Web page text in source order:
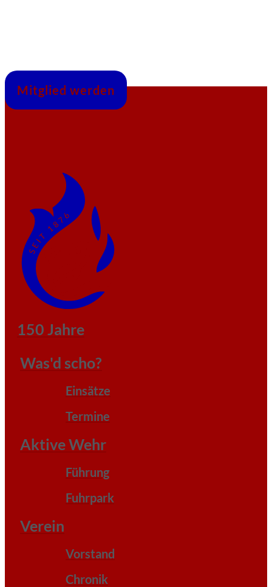
Mitglied werden
150 Jahre
Was'd scho?
Einsätze
Termine
Aktive Wehr
Führung
Fuhrpark
Verein
Vorstand
Chronik